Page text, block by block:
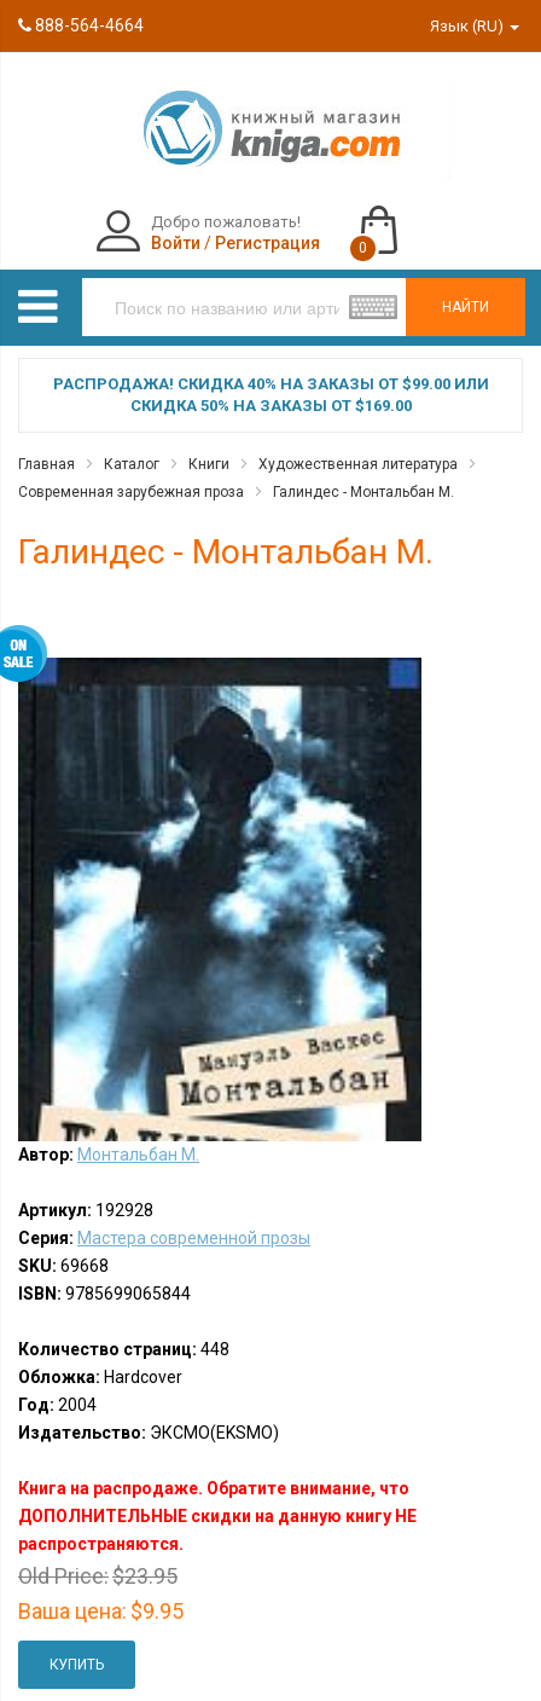
888-564-4664 Язык (RU)
НАЙТИ
Добро пожаловать!
Войти / Регистрация 0
РАСПРОДАЖА! СКИДКА 40% НА ЗАКАЗЫ ОТ $99.00 ИЛИ
СКИДКА 50% НА ЗАКАЗЫ ОТ $169.00
Главная Каталог Книги
Художественная литература
Современная зарубежная проза
Галиндес - Монтальбан М.
Галиндес - Монтальбан М.
Автор: Монтальбан М.
Артикул: 192928
Серия: Мастера современной прозы
SKU: 69668
ISBN: 9785699065844
Количество страниц: 448
Обложка: Hardcover
Год: 2004
Издательство: ЭКСМО(EKSMO)
Книга на распродаже. Обратите внимание, что
ДОПОЛНИТЕЛЬНЫЕ скидки на данную книгу НЕ
распространяются.
Old Price:$23.95
Ваша цена: $9.95
КУПИТЬ